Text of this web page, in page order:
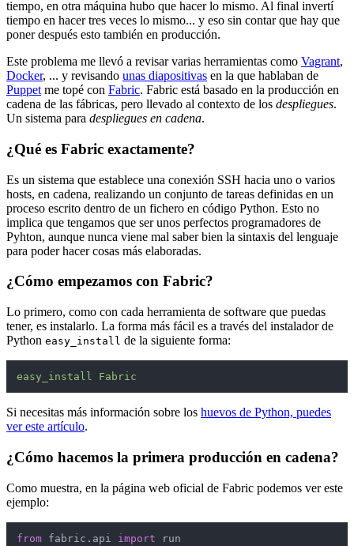
tiempo, en otra máquina hubo que hacer lo mismo. Al final invertí
tiempo en hacer tres veces lo mismo... y eso sin contar que hay que
poner después esto también en producción.
Este problema me llevó a revisar varias herramientas como Vagrant,
Docker, ... y revisando unas diapositivas en la que hablaban de
Puppet me topé con Fabric. Fabric está basado en la producción en
cadena de las fábricas, pero llevado al contexto de los despliegues.
Un sistema para despliegues en cadena.
¿Qué es Fabric exactamente?
Es un sistema que establece una conexión SSH hacia uno o varios
hosts, en cadena, realizando un conjunto de tareas definidas en un
proceso escrito dentro de un fichero en código Python. Esto no
implica que tengamos que ser unos perfectos programadores de
Pyhton, aunque nunca viene mal saber bien la sintaxis del lenguaje
para poder hacer cosas más elaboradas.
¿Cómo empezamos con Fabric?
Lo primero, como con cada herramienta de software que puedas
tener, es instalarlo. La forma más fácil es a través del instalador de
Python easy_install de la siguiente forma:
easy_install Fabric
Si necesitas más información sobre los huevos de Python, puedes
ver este artículo.
¿Cómo hacemos la primera producción en cadena?
Como muestra, en la página web oficial de Fabric podemos ver este
ejemplo:
from fabric.api import run